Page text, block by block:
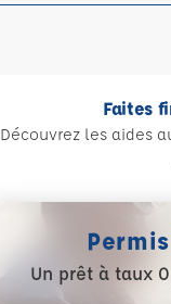
Faites
Découvrez les aides
Un prêt à taux